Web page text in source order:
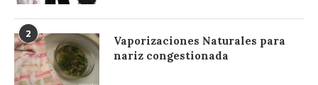
2
Vaporizaciones Naturales para
nariz congestionada